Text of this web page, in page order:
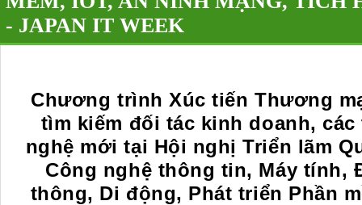
- JAPAN IT WEEK
Chương trình Xúc tiến Thương
tìm kiếm đối tác kinh doanh,
nghệ mới tại Hội nghị Triển lãm
Công nghệ thông tin, Máy tính,
thông, Di động, Phát triển Phần